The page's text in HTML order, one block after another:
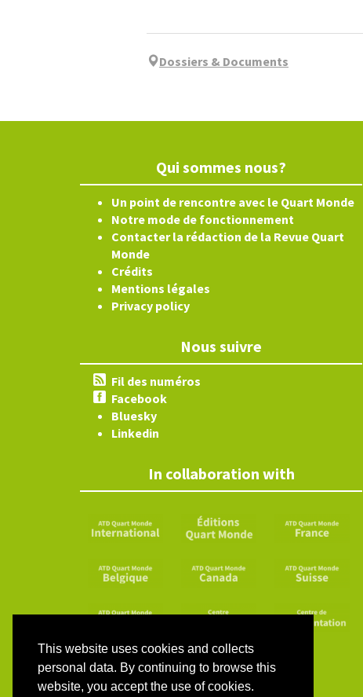
This website uses cookies and collects
personal data. By continuing to browse this
website, you accept the use of cookies.
Dossiers & Documents
Qui sommes nous?
Un point de rencontre avec le Quart Monde
Notre mode de fonctionnement
Contacter la rédaction de la Revue Quart
Monde
Crédits
Mentions légales
Privacy policy
Nous suivre
Fil des numéros
Facebook
Bluesky
Linkedin
In collaboration with